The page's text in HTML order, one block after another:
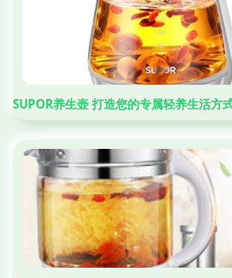
SUPOR养生壶 打造您的专属轻养生活方